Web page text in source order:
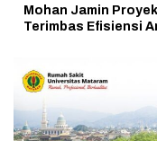
Mohan Jamin
Terimbas Efisiensi